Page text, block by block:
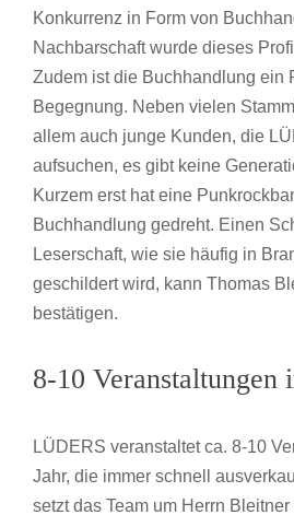
Konkurrenz in Form von
Nachbarschaft wurde dieses
Zudem ist die Buchhandlung ein
Begegnung. Neben vielen
allem auch junge Kunden, die
aufsuchen, es gibt keine
Kurzem erst hat eine
Buchhandlung gedreht. Einen
Leserschaft, wie sie häufig in
geschildert wird, kann Thomas
bestätigen.
8-10 Veranstaltungen
LÜDERS veranstaltet ca. 8-10
Jahr, die immer schnell
setzt das Team um Herrn